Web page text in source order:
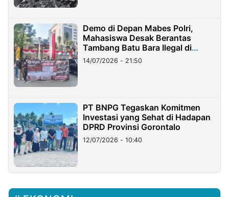
Demo di Depan Mabes Polri,
Mahasiswa Desak Berantas
Tambang Batu Bara Ilegal di
Lampung
14/07/2026 - 21:50
PT BNPG Tegaskan Komitmen
Investasi yang Sehat di Hadapan
DPRD Provinsi Gorontalo
12/07/2026 - 10:40